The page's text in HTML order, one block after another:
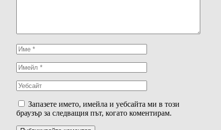
Запазете името, имейла и уебсайта ми в този
браузър за следващия път, когато коментирам.